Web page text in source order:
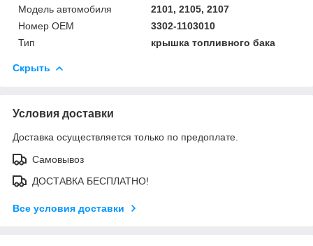
Модель автомобиля
2101, 2105, 2107
Номер OEM
3302-1103010
Тип
крышка топливного бака
Скрыть
Условия доставки
Доставка осуществляется только по предоплате.
Самовывоз
ДОСТАВКА БЕСПЛАТНО!
Все условия доставки